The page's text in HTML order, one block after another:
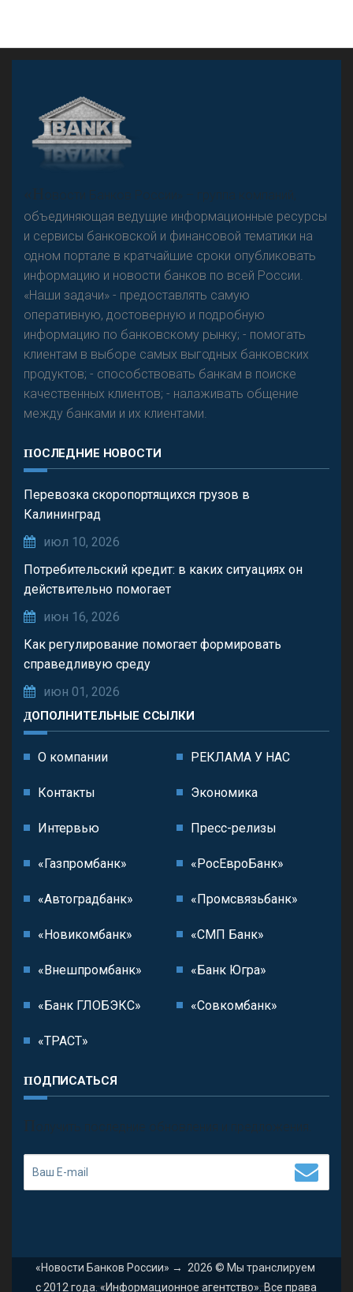
«Н
овости Банков России» – группа компаний,
объединяющая ведущие информационные ресурсы
и сервисы банковской и финансовой тематики на
одном портале в кратчайшие сроки опубликовать
информацию и новости банков по всей России.
«Наши задачи» - предоставлять самую
оперативную, достоверную и подробную
информацию по банковскому рынку; - помогать
клиентам в выборе самых выгодных банковских
продуктов; - способствовать банкам в поиске
качественных клиентов; - налаживать общение
между банками и их клиентами.
ПОСЛЕДНИЕ НОВОСТИ
Перевозка скоропортящихся грузов в
Калининград
июл 10, 2026
Потребительский кредит: в каких ситуациях он
действительно помогает
июн 16, 2026
Как регулирование помогает формировать
справедливую среду
июн 01, 2026
ДОПОЛНИТЕЛЬНЫЕ ССЫЛКИ
О компании РЕКЛАМА У НАС
Контакты Экономика
Интервью Пресс-релизы
«Газпромбанк» «РосЕвроБанк»
«Автоградбанк» «Промсвязьбанк»
«Новикомбанк» «СМП Банк»
«Внешпромбанк» «Банк Югра»
«Банк ГЛОБЭКС» «Совкомбанк»
«ТРАСТ»
ПОДПИСАТЬСЯ
П олучить последние обновления и предложения.
«Новости Банков России» → 2026 © Мы транслируем
с 2012 года. «Информационное агентство». Все права